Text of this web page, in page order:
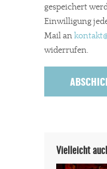
gespeichert
Einwilligung
Mail ankontakt
widerrufen.
Vielleicht